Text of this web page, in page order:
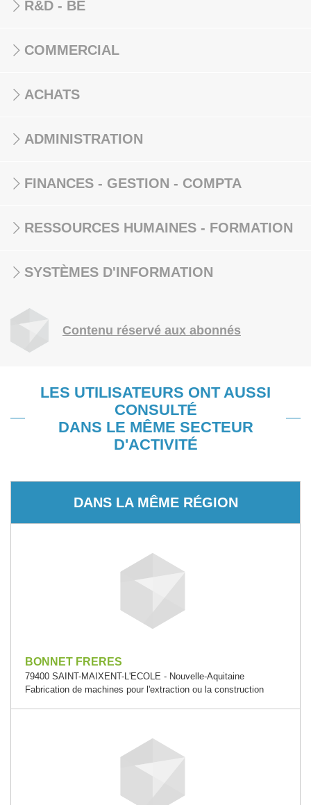
R&D - BE
COMMERCIAL
ACHATS
ADMINISTRATION
FINANCES - GESTION - COMPTA
RESSOURCES HUMAINES - FORMATION
SYSTÈMES D'INFORMATION
Contenu réservé aux abonnés
LES UTILISATEURS ONT AUSSI
CONSULTÉ
DANS LE MÊME SECTEUR
D'ACTIVITÉ
DANS LA MÊME RÉGION
BONNET FRERES
79400 SAINT-MAIXENT-L'ECOLE - Nouvelle-Aquitaine
Fabrication de machines pour l'extraction ou la construction